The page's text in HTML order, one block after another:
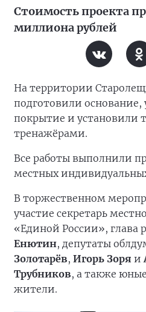
Стоимость проекта
миллиона рублей
На территории
подготовили основание,
покрытие и установили
тренажёрами.
Все работы выполнили
местных
В торжественном
участие секретарь
«Единой России», глава
Енютин, депутаты
Золотарёв, Игорь Зоря и
Трубников, а также
жители.